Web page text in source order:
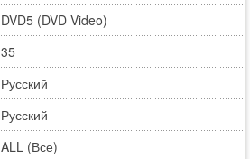
DVD5 (DVD Video)
35
Русский
Русский
ALL (Все)